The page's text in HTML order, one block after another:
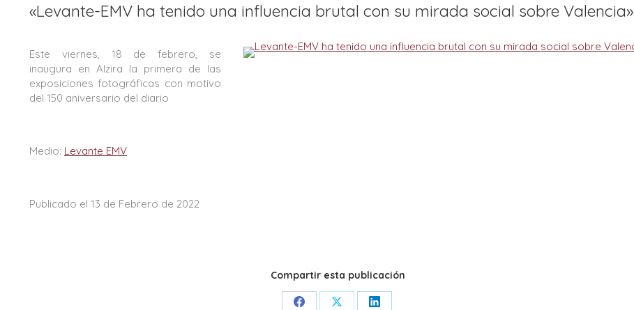
«Levante-EMV ha tenido una influencia brutal con su mirada social sobre Valencia»
Este viernes, 18 de febrero, se
inaugura en Alzira la primera de las
exposiciones fotográficas con motivo
del 150 aniversario del diario
Medio: Levante EMV
Publicado el 13 de Febrero de 2022
Compartir esta publicación